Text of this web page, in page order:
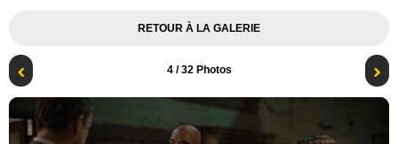
RETOUR À LA GALERIE
4/ 32 Photos